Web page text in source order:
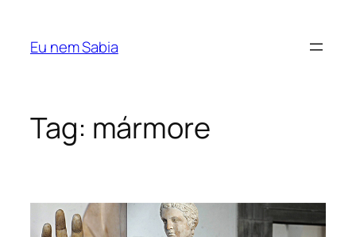
Eu nem Sabia
Tag: mármore